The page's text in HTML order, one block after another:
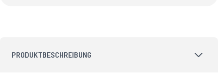
PRODUKTBESCHREIBUNG